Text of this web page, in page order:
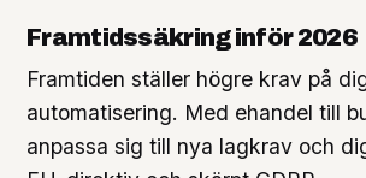
Framtidssäkring inför 2026
Framtiden ställer högre krav på
automatisering. Med ehandel till
anpassa sig till nya lagkrav och